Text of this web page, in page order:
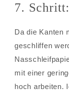
7. Schritt:
Da die Kanten
geschliffen
mit einer
hoch arbeiten.